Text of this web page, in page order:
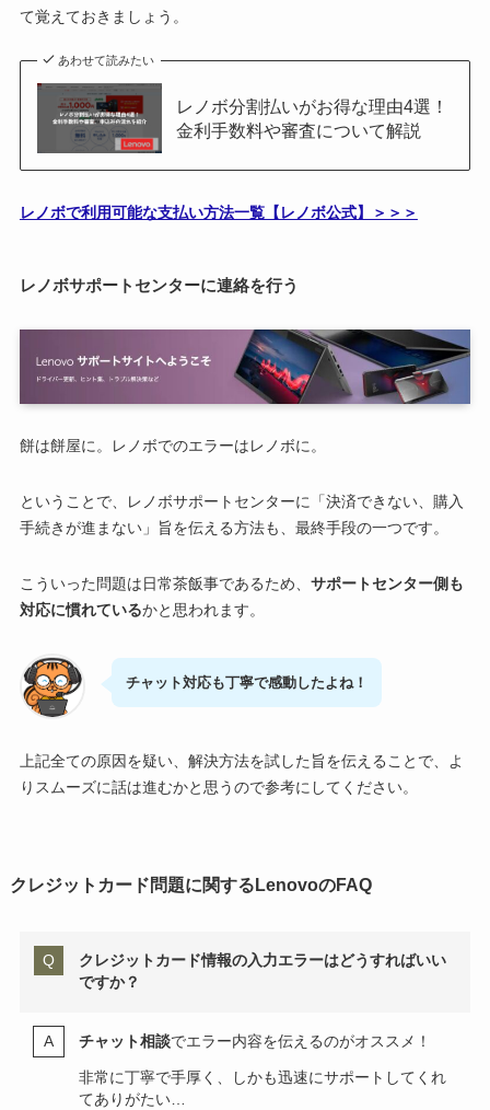
て覚えておきましょう。
あわせて読みたい
レノボ分割払いがお得な理由4選！
金利手数料や審査について解説
レノボで利用可能な支払い方法一覧【レノボ公式】＞＞＞
レノボサポートセンターに連絡を行う
餅は餅屋に。レノボでのエラーはレノボに。
ということで、レノボサポートセンターに「決済できない、購入
手続きが進まない」旨を伝える方法も、最終手段の一つです。
こういった問題は日常茶飯事であるため、 サポートセンター側も
対応に慣れているかと思われます。
チャット対応も丁寧で感動したよね！
上記全ての原因を疑い、解決方法を試した旨を伝えることで、よ
りスムーズに話は進むかと思うので参考にしてください。
クレジットカード問題に関するLenovoのFAQ
クレジットカード情報の入力エラーはどうすればいい
ですか？
チャット相談でエラー内容を伝えるのがオススメ！
非常に丁寧で手厚く、しかも迅速にサポートしてくれ
てありがたい…